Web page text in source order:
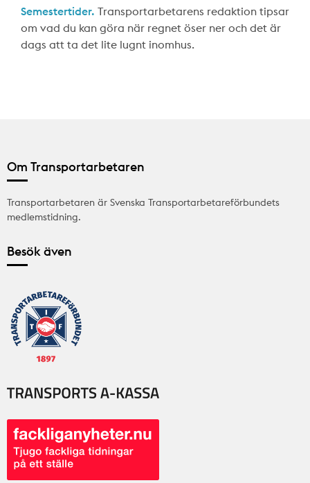
Semestertider. Transportarbetarens redaktion tipsar
om vad du kan göra när regnet öser ner och det är
dags att ta det lite lugnt inomhus.
Om Transportarbetaren
Transportarbetaren är Svenska Transportarbetareförbundets
medlemstidning.
Besök även